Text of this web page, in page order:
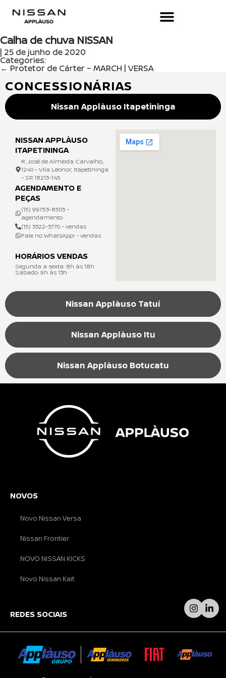
Calha de chuva NISSAN
| 25 de junho de 2020
Categories:
← Protetor de Cárter – MARCH | VERSA
CONCESSIONÁRIAS
Nissan Applàuso Itapetininga
Nissan Applàuso Tatuí
Nissan Applàuso Itu
Nissan Applàuso Botucatu
NISSAN APPLÀUSO
ITAPETININGA
R. José de Almeida Carvalho,
1240 - Vila Leonor, Itapetininga
- SP, 18213-145
AGENDAMENTO E
PEÇAS
(15) 99753-8503 -
agendamento
(15) 3322-3770 - vendas
Fale no WhatsApp! - vendas
HORÁRIOS VENDAS
Segunda a sexta: 8h às 18h
Sábado: 9h às 13h
NOVOS
Novo Nissan Versa
Nissan Frontier
NOVO NISSAN KICKS
Novo Nissan Kait
REDES SOCIAIS